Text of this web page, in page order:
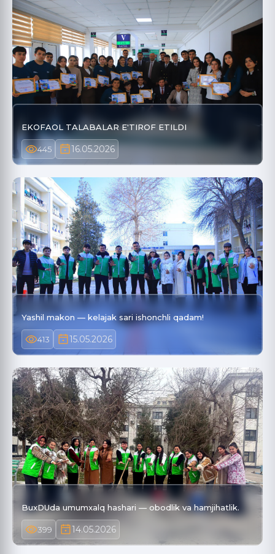
EKOFAOL TALABALAR E'TIROF ETILDI
445 16.05.2026
Yashil makon — kelajak sari ishonchli qadam!
413 15.05.2026
BuxDUda umumxalq hashari — obodlik va hamjihatlik.
399 14.05.2026